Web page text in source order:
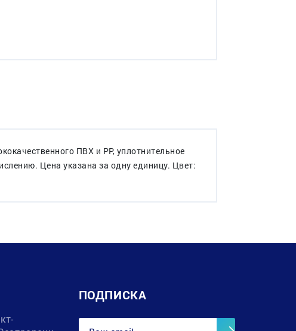
ПВХ и PP, уплотнительное
Цена указана за одну единицу. Цвет:
ПОДПИСКА